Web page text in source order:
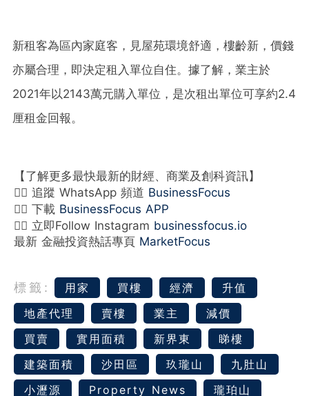
新租客為區內家庭客，見屋苑環境舒適，樓齡新，價錢
亦屬合理，即決定租入單位自住。據了解，業主於
2021年以2143萬元購入單位，是次租出單位可享約2.4
厘租金回報。
【了解更多最快最新的財經、商業及創科資訊】
👉🏻 追蹤 WhatsApp 頻道 BusinessFocus
👉🏻 下載 BusinessFocus APP
👉🏻 立即Follow Instagram businessfocus.io
最新 金融投資熱話專頁 MarketFocus
標籤: 用家 買樓 經濟
升值
地產代理
賣樓 業主
減價
買賣
實用面積 新界東
睇樓
建築面積
沙田區 玖瓏山
九肚山
小瀝源
Property News 瓏珀山